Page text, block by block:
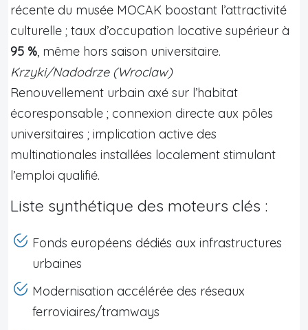
récente du musée MOCAK boostant l’attractivité
culturelle ; taux d’occupation locative supérieur à
95 % , même hors saison universitaire.
Krzyki/Nadodrze (Wroclaw)
Renouvellement urbain axé sur l’habitat
écoresponsable ; connexion directe aux pôles
universitaires ; implication active des
multinationales installées localement stimulant
l’emploi qualifié.
Liste synthétique des moteurs clés :
Fonds européens dédiés aux infrastructures
urbaines
Modernisation accélérée des réseaux
ferroviaires/tramways